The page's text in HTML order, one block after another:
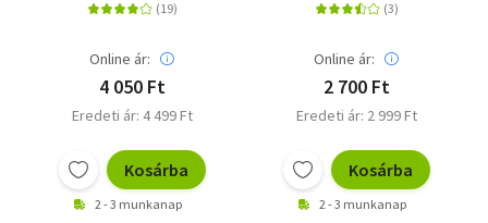
megközelítése
Online ár:
4 050 Ft
Eredeti ár: 4 499 Ft
Kosárba
2 - 3 munkanap
Online ár:
2 700 Ft
Eredeti ár: 2 999 Ft
Kosárba
2 - 3 munkanap